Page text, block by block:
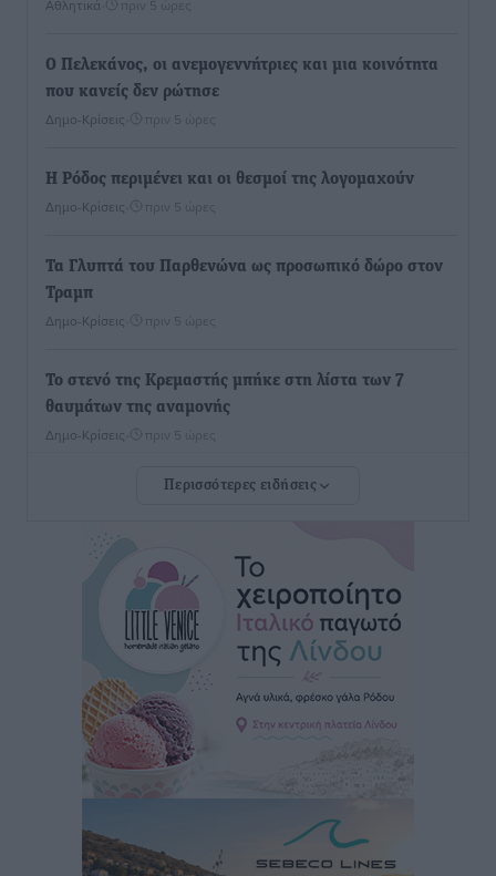
Αθλητικά πριν 5 ώρες
Ο Πελεκάνος, οι ανεμογεννήτριες και μια κοινότητα
που κανείς δεν ρώτησε
Δημο-Κρίσεις πριν 5 ώρες
Η Ρόδος περιμένει και οι θεσμοί της λογομαχούν
Δημο-Κρίσεις πριν 5 ώρες
Τα Γλυπτά του Παρθενώνα ως προσωπικό δώρο στον
Τραμπ
Δημο-Κρίσεις πριν 5 ώρες
Το στενό της Κρεμαστής μπήκε στη λίστα των 7
θαυμάτων της αναμονής
Δημο-Κρίσεις πριν 5 ώρες
ΣΕΤΕ: Σημαντική θεσμική εξέλιξη η ΚΥΑ για το ΕΧΠ
Ειδήσεις πριν 6 ώρες
Γ. Χατζημάρκος: “Δύο μεγάλες δεσμεύσεις
Γεωργιάδη” – Κίνητρα για τους γιατρούς των νησιών
και συνεργασία Ρόδου με το Αττικόν για το
Ακτινοθεραπευτικό
Τοπικές Ειδήσεις• πριν 6 ώρες
Σούπερ μάρκετ: Διευρύνεται η εθνική πρωτοβουλία
για τις τιμές – Eρχονται νέες συμμετοχές εταιρειών
Ειδήσεις•
Περισσότερες ειδήσεις